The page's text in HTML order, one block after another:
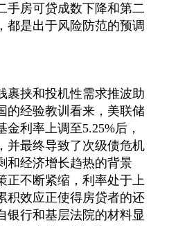
手房可贷成数下降和第二
都是出于风险防范的预调
裹挟和投机性需求推波助
的经验教训看来，美联储
利率上调至5.25%后，
并最终导致了次级债危机
和经济增长趋热的背景
正不断紧缩，利率处于上
积效应正使得房贷者的还
银行和基层法院的材料显